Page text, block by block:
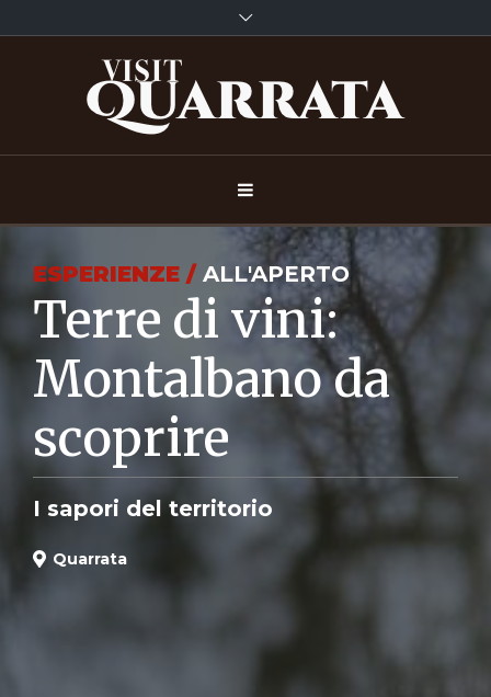
ESPERIENZE / ALL'APERTO
Terre di vini:
Montalbano da
scoprire
I sapori del territorio
Quarrata